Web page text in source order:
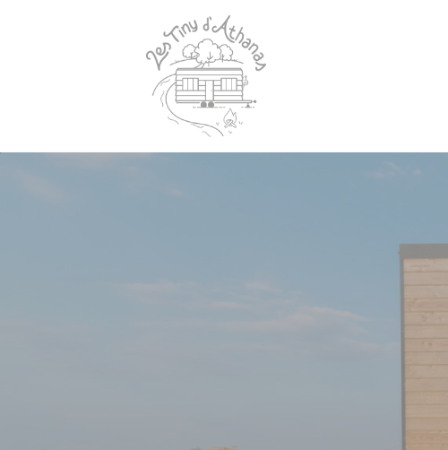
Panneau de gestion des cookies